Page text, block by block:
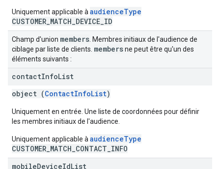
Uniquement applicable à audienceType
CUSTOMER_MATCH_DEVICE_ID
Champ d'union members . Membres initiaux de l'audience de
ciblage par liste de clients. membersne peut être qu'un des
éléments suivants :
contactInfoList
object (ContactInfoList)
Uniquement en entrée. Une liste de coordonnées pour définir
les membres initiaux de l'audience.
Uniquement applicable à audienceType
CUSTOMER_MATCH_CONTACT_INFO
mobileDeviceIdList